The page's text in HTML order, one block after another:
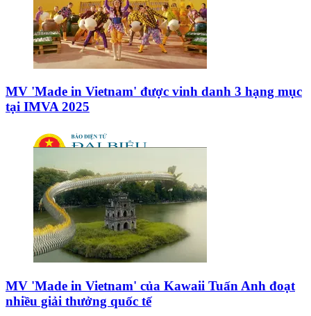
MV 'Made in Vietnam' được vinh danh 3 hạng mục
tại IMVA 2025
MV 'Made in Vietnam' của Kawaii Tuấn Anh đoạt
nhiều giải thưởng quốc tế